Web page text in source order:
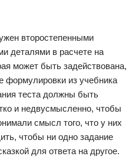
второстепенными
деталями в расчете на
может быть задействована,
формулировки из учебника
теста должны быть
и недвусмысленно, чтобы
смысл того, что у них
чтобы ни одно задание
для ответа на другое.